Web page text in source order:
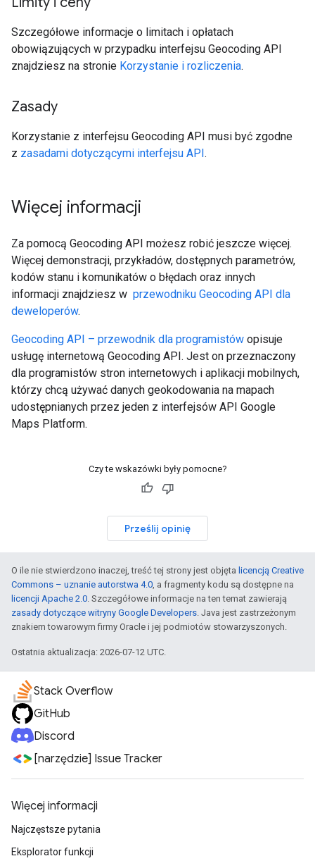
Szczegółowe informacje o limitach i opłatach
obowiązujących w przypadku interfejsu Geocoding API
znajdziesz na stronie Korzystanie i rozliczenia.
Zasady
Korzystanie z interfejsu Geocoding API musi być zgodne
z zasadami dotyczącymi interfejsu API.
Więcej informacji
Za pomocą Geocoding API możesz robić jeszcze więcej.
Więcej demonstracji, przykładów, dostępnych parametrów,
kodów stanu i komunikatów o błędach oraz innych
informacji znajdziesz w przewodniku Geocoding API dla
deweloperów.
Geocoding API – przewodnik dla programistów opisuje
usługę internetową Geocoding API. Jest on przeznaczony
dla programistów stron internetowych i aplikacji mobilnych,
którzy chcą używać danych geokodowania na mapach
udostępnianych przez jeden z interfejsów API Google
Maps Platform.
Czy te wskazówki były pomocne?
Prześlij opinię
O ile nie stwierdzono inaczej, treść tej strony jest objęta licencją Creative
Commons – uznanie autorstwa 4.0, a fragmenty kodu są dostępne na
licencji Apache 2.0. Szczegółowe informacje na ten temat zawierają
zasady dotyczące witryny Google Developers. Java jest zastrzeżonym
znakiem towarowym firmy Oracle i jej podmiotów stowarzyszonych.
Ostatnia aktualizacja: 2026-07-12 UTC.
Stack Overflow
GitHub
Discord
[narzędzie] Issue Tracker
Więcej informacji
Najczęstsze pytania
Eksplorator funkcji